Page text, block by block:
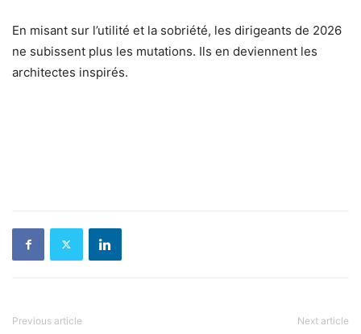
En misant sur l’utilité et la sobriété, les dirigeants de 2026
ne subissent plus les mutations. Ils en deviennent les
architectes inspirés.
Previous article Next article